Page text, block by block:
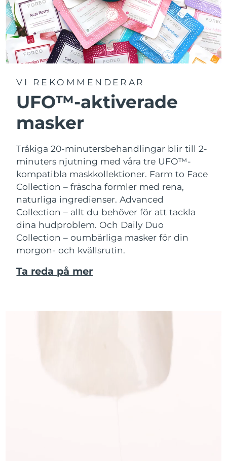
VI REKOMMENDERAR
UFO™-aktiverade
masker
Tråkiga 20-minutersbehandlingar blir till 2-
minuters njutning med våra tre UFO™-
kompatibla maskkollektioner. Farm to Face
Collection – fräscha formler med rena,
naturliga ingredienser. Advanced
Collection – allt du behöver för att tackla
dina hudproblem. Och Daily Duo
Collection – oumbärliga masker för din
morgon- och kvällsrutin.
Ta reda på mer